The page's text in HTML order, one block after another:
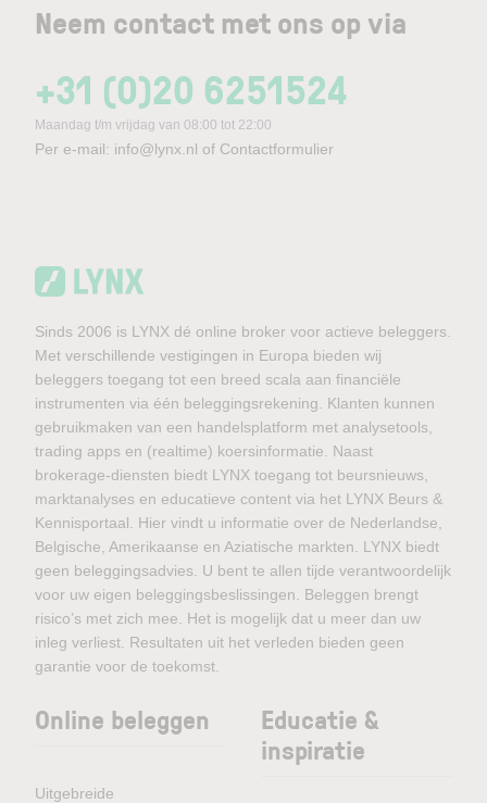
Neem contact met ons op via
+31 (0)20 6251524
Maandag t/m vrijdag van 08:00 tot 22:00
Per e-mail: info@lynx.nl of Contactformulier
Sinds 2006 is LYNX dé online broker voor actieve beleggers.
Met verschillende vestigingen in Europa bieden wij
beleggers toegang tot een breed scala aan financiële
instrumenten via één beleggingsrekening. Klanten kunnen
gebruikmaken van een handelsplatform met analysetools,
trading apps en (realtime) koersinformatie. Naast
brokerage-diensten biedt LYNX toegang tot beursnieuws,
marktanalyses en educatieve content via het LYNX Beurs &
Kennisportaal. Hier vindt u informatie over de Nederlandse,
Belgische, Amerikaanse en Aziatische markten. LYNX biedt
geen beleggingsadvies. U bent te allen tijde verantwoordelijk
voor uw eigen beleggingsbeslissingen. Beleggen brengt
risico’s met zich mee. Het is mogelijk dat u meer dan uw
inleg verliest. Resultaten uit het verleden bieden geen
garantie voor de toekomst.
Online beleggen
Uitgebreide
Educatie &
inspiratie